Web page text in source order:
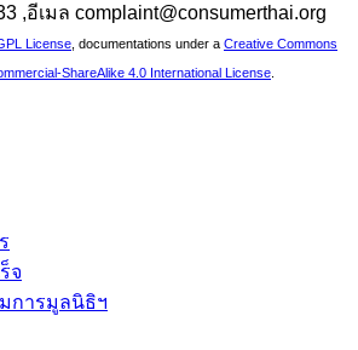
,อีเมล complaint@consumerthai.org
License , documentations under a Creative Commons
ShareAlike 4.0 International License
จ
การมูลนิธิฯ